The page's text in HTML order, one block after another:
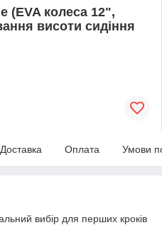
(EVA колеса 12",
висоти сидіння
Доставка Оплата Умови
вибір для перших кроків